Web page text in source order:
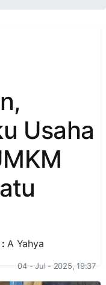
Usaha
A Yahya
04 - Jul - 2025, 19:37